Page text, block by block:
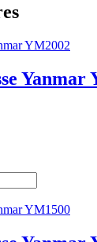
Yanmar